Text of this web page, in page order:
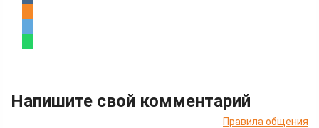
Напишите свой комментарий
Правила общения